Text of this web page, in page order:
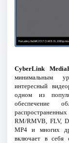
CyberLink
минимальным
интересный
одном из
обеспечение
RM/RMVB, FLV,
MP4 и многих
включает в